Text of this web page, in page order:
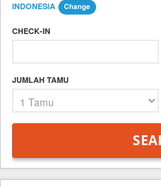
INDONESIA
CHECK-IN
JUMLAH TAMU